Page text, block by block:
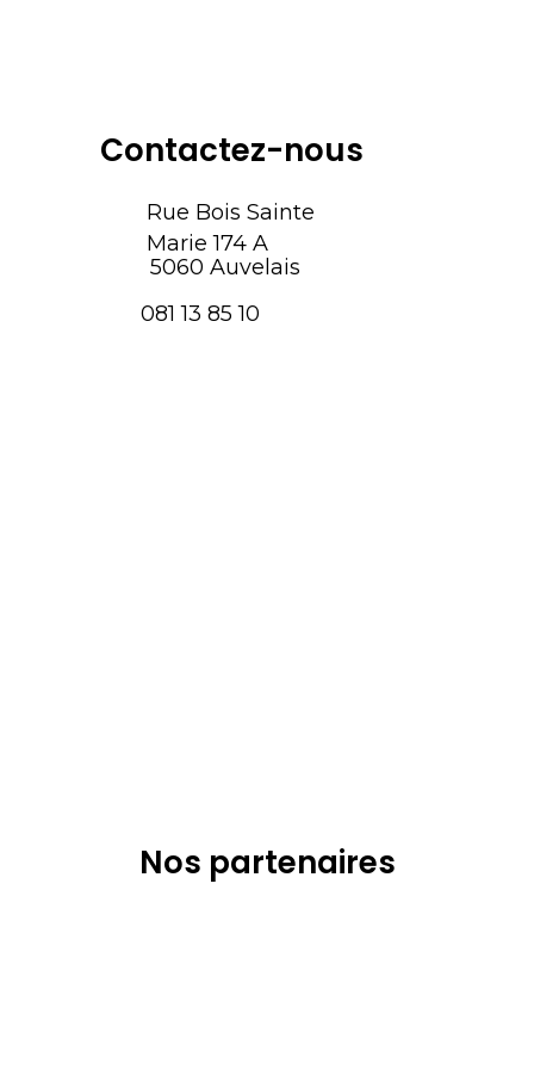
Contactez-nous
Rue Bois Sainte
Marie 174 A
5060 Auvelais
081 13 85 10
Nos partenaires